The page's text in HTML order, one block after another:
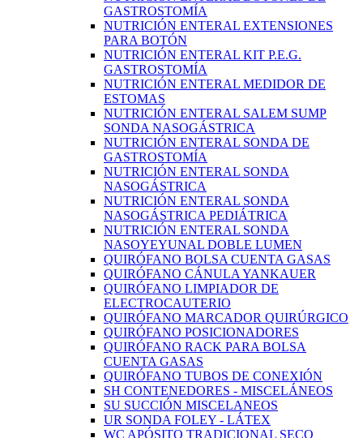
GASTROSTOMÍA
NUTRICIÓN ENTERAL EXTENSIONES
PARA BOTÓN
NUTRICIÓN ENTERAL KIT P.E.G.
GASTROSTOMÍA
NUTRICIÓN ENTERAL MEDIDOR DE
ESTOMAS
NUTRICIÓN ENTERAL SALEM SUMP
SONDA NASOGÁSTRICA
NUTRICIÓN ENTERAL SONDA DE
GASTROSTOMÍA
NUTRICIÓN ENTERAL SONDA
NASOGÁSTRICA
NUTRICIÓN ENTERAL SONDA
NASOGÁSTRICA PEDIÁTRICA
NUTRICIÓN ENTERAL SONDA
NASOYEYUNAL DOBLE LUMEN
QUIRÓFANO BOLSA CUENTA GASAS
QUIRÓFANO CÁNULA YANKAUER
QUIRÓFANO LIMPIADOR DE
ELECTROCAUTERIO
QUIRÓFANO MARCADOR QUIRÚRGICO
QUIRÓFANO POSICIONADORES
QUIRÓFANO RACK PARA BOLSA
CUENTA GASAS
QUIRÓFANO TUBOS DE CONEXIÓN
SH CONTENEDORES - MISCELÁNEOS
SU SUCCIÓN MISCELANEOS
UR SONDA FOLEY - LÁTEX
WC APÓSITO TRADICIONAL SECO